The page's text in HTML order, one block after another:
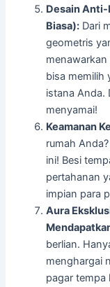
Desain Anti-
Biasa): Dari
geometris
bisa memilih
istana Anda.
menyamai!
Keamanan
rumah
ini! Besi
pertahanan
impian para
Aura
berlian.
menghargai
pagar tempa